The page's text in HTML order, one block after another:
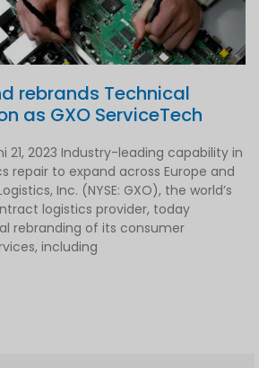
rebrands Technical
as GXO ServiceTech
21, 2023 Industry-leading capability in
repair to expand across Europe and
Inc. (NYSE: GXO), the world’s
logistics provider, today
rebranding of its consumer
including